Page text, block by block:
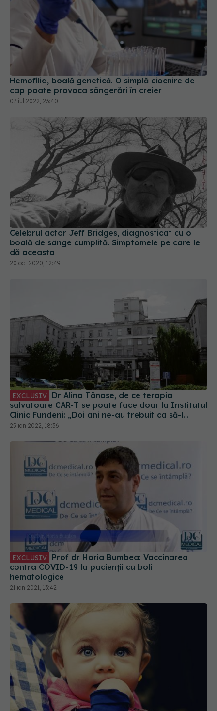
Hemofilia, boală genetică. O simplă ciocnire de
cap poate provoca sângerări în creier
07 iul 2022, 23:40
Celebrul actor Jeff Bridges, diagnosticat cu o
boală de sânge cumplită. Simptomele pe care le
dă aceasta
20 oct 2020, 12:49
EXCLUSIV
salvatoare CAR-T se poate face doar la Institutul
Clinic Fundeni: „Doi ani ne-au trebuit ca să-l
acredităm”. VIDEO
25 ian 2022, 18:36
EXCLUSIV
contra COVID-19 la pacienții cu boli
hematologice
21 ian 2021, 13:42